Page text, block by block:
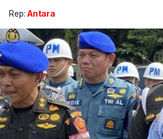
Rep: Antara